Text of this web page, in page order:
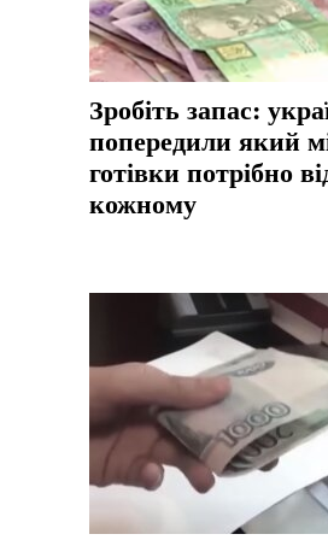
Зробіть запас:
попередили який
готівки потрібно
кожному